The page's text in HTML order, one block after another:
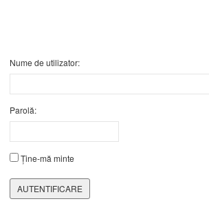
Nume de utilizator:
Parolă:
Ține-mă minte
AUTENTIFICARE